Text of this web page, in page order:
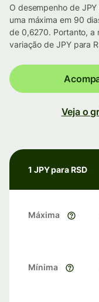
O desempenho de
uma máxima em 90
de 0,6270. Portanto, a
variação de JPY para
Veja o
1 JPY para RSD
Máxima
Mínima